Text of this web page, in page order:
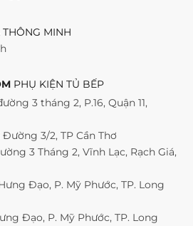
MINH
PHỤ KIỆN TỦ BẾP
3 tháng 2, P.16, Quận 11,
3/2, TP Cần Thơ
3 Tháng 2, Vĩnh Lạc, Rạch Giá,
Đạo, P. Mỹ Phước, TP. Long
Đạo, P. Mỹ Phước, TP. Long